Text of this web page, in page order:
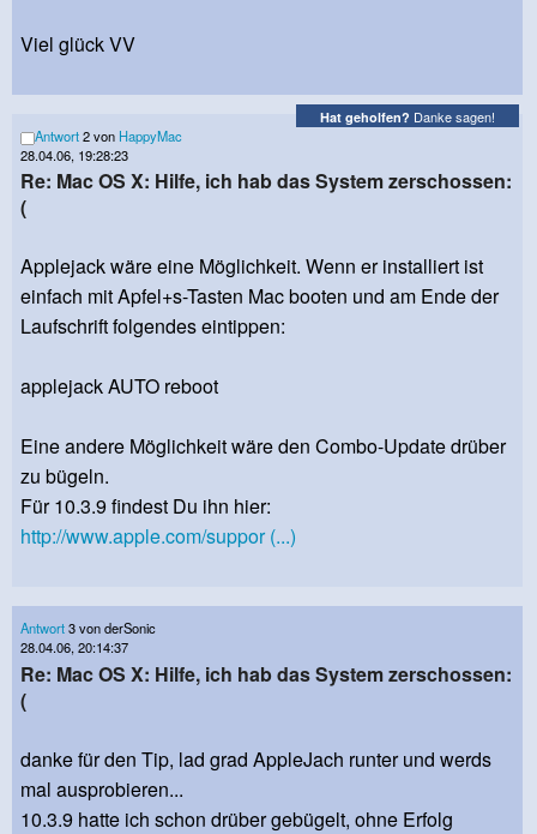
Viel glück VV
Hat geholfen? Danke sagen!
Antwort2 von HappyMac
28.04.06, 19:28:23
Re: Mac OS X: Hilfe, ich hab das System zerschossen:
(
Applejack wäre eine Möglichkeit. Wenn er installiert ist
einfach mit Apfel+s-Tasten Mac booten und am Ende der
Laufschrift folgendes eintippen:
applejack AUTO reboot
Eine andere Möglichkeit wäre den Combo-Update drüber
zu bügeln.
Für 10.3.9 findest Du ihn hier:
http://www.apple.com/suppor (...)
Antwort3 von derSonic
28.04.06, 20:14:37
Re: Mac OS X: Hilfe, ich hab das System zerschossen:
(
danke für den Tip, lad grad AppleJach runter und werds
mal ausprobieren...
10.3.9 hatte ich schon drüber gebügelt, ohne Erfolg